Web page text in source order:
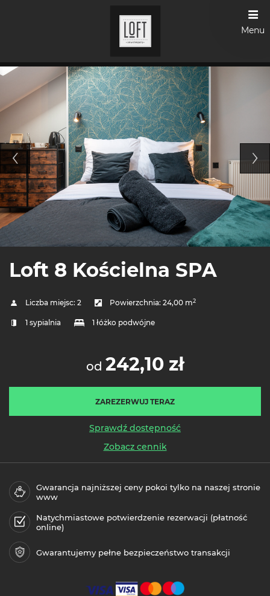
Menu
Loft 8 Kościelna SPA
Liczba miejsc: 2 Powierzchnia: 24,00 m2
1 sypialnia 1 łóżko podwójne
od 242,10 zł
ZAREZERWUJ TERAZ
Sprawdź dostępność
Zobacz cennik
Gwarancja najniższej ceny pokoi tylko na naszej stronie
www
Natychmiastowe potwierdzenie rezerwacji (płatność
online)
Gwarantujemy pełne bezpieczeństwo transakcji